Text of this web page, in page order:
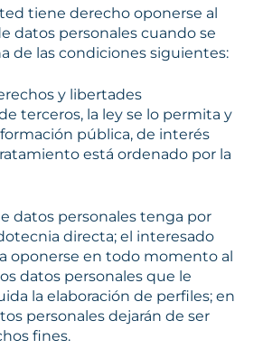
tiene derecho oponerse al
datos personales cuando se
de las condiciones siguientes:
y libertades
terceros, la ley se lo permita y
pública, de interés
está ordenado por la
datos personales tenga por
directa; el interesado
oponerse en todo momento al
datos personales que le
la elaboración de perfiles; en
personales dejarán de ser
fines.